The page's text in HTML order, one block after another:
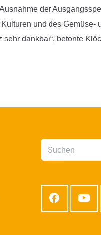
der
und des Gemüse-
dankbar“, betonte